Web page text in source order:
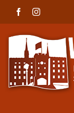
FacebookInstagram